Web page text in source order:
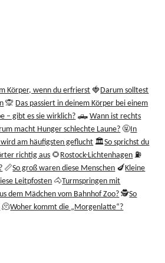
Körper, wenn du erfrierst 🍓Darum solltest
🙊 Das passiert in deinem Körper bei einem
– gibt es sie wirklich? 🛻Wann ist rechts
macht Hunger schlechte Laune? 🤬In
am häufigsten geflucht 🏛️So sprichst du
richtig aus 🌻Rostock-Lichtenhagen ⛽
📏So groß waren diese Menschen 🍆Kleine
Leitpfosten 🐴Turmspringen mit
dem Mädchen vom Bahnhof Zoo? 🕵️So
🫠Woher kommt die „Morgenlatte“?